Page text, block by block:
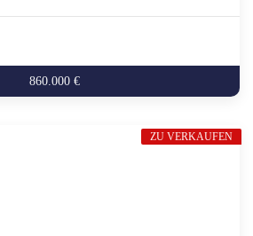
860.000 €
ZU VERKAUFEN